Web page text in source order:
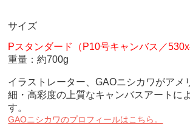
サイズ
Pスタンダード（P10号キャンバス／
重量：約700g
イラストレーター、GAOニシカワがア
細・高彩度の上質なキャンバスアートに
す。
GAOニシカワのプロフィールはこちら。